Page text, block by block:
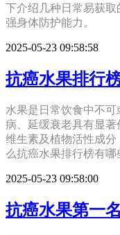
下介绍几种日常易获
强身体防护能力。
2025-05-23 09:58:58
抗癌水果排行
水果是日常饮食中不
病、延缓衰老具有显著
维生素及植物活性成
么抗癌水果排行榜有哪
2025-05-23 09:58:00
抗癌水果第一